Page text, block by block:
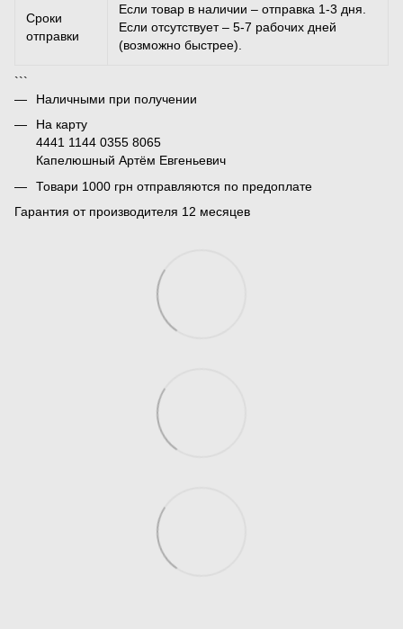
Сроки
отправки
Если товар в наличии – отправка 1-3 дня.
Если отсутствует – 5-7 рабочих дней
(возможно быстрее).
```
Наличными при получении
На карту
4441 1144 0355 8065
Капелюшный Артём Евгеньевич
Товари 1000 грн отправляются по предоплате
Гарантия от производителя 12 месяцев